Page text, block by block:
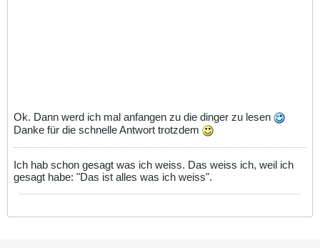
Ok. Dann werd ich mal anfangen zu die dinger zu lesen
Danke für die schnelle Antwort trotzdem
Ich hab schon gesagt was ich weiss. Das weiss ich, weil ich
gesagt habe: "Das ist alles was ich weiss".